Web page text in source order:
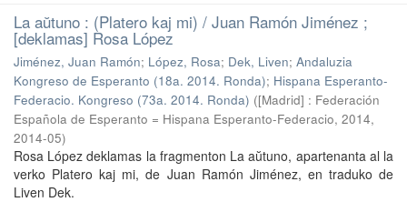
La aŭtuno : (Platero kaj mi) / Juan Ramón Jiménez ;
[deklamas] Rosa López
Jiménez, Juan Ramón; López, Rosa; Dek, Liven; Andaluzia
Kongreso de Esperanto (18a. 2014. Ronda); Hispana Esperanto-
Federacio. Kongreso (73a. 2014. Ronda) ([Madrid] : Federación
Española de Esperanto = Hispana Esperanto-Federacio, 2014,
2014-05)
Rosa López deklamas la fragmenton La aŭtuno, apartenanta al la
verko Platero kaj mi, de Juan Ramón Jiménez, en traduko de
Liven Dek.